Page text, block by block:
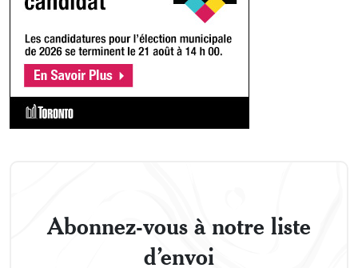
Abonnez-vous à notre liste
d’envoi